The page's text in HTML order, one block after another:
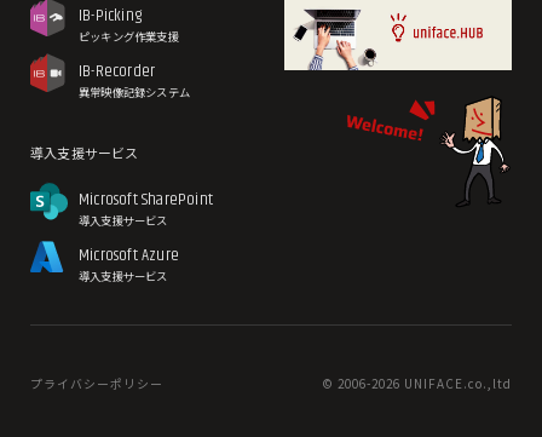
IB-Picking
ピッキング作業支援
IB-Recorder
異常映像記録システム
導入支援サービス
Microsoft SharePoint
導入支援サービス
Microsoft Azure
導入支援サービス
プライバシーポリシー © 2006-2026 UNIFACE.co.,ltd